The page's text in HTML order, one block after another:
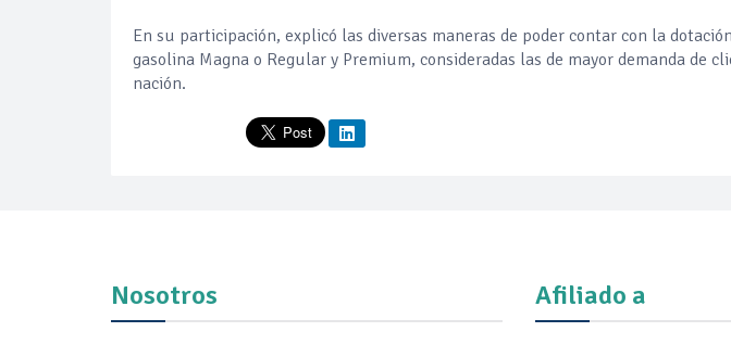
En su participación, explicó las diversas maneras de poder contar con la
gasolina Magna o Regular y Premium, consideradas las de mayor demanda de
nación.
Nosotros Afiliado a